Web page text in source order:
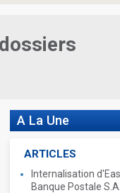
A La Une
ARTICLES
Internalisation
Banque Postale S.A.